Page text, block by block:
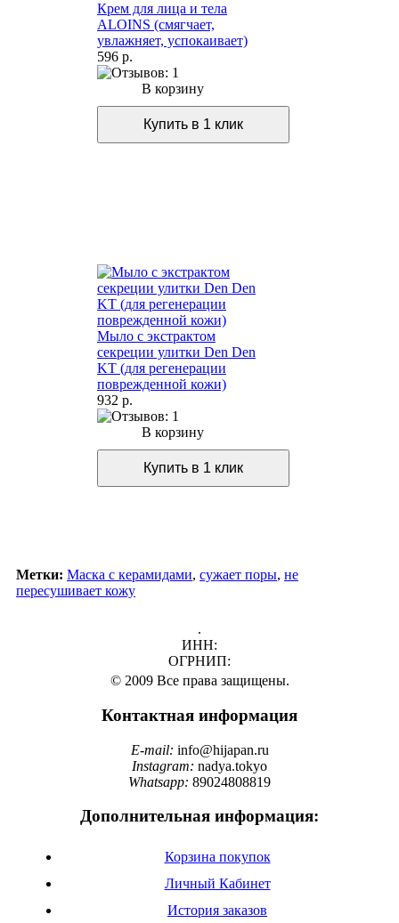
Крем для лица и тела
ALOINS (смягчает,
увлажняет, успокаивает)
596 р.
В корзину
Мыло с экстрактом
секреции улитки Den Den
KT (для регенерации
поврежденной кожи)
932 р.
В корзину
Метки: Маска с керамидами, сужает поры, не
пересушивает кожу
.
ИНН:
ОГРНИП:
© 2009 Все права защищены.
Контактная информация
E-mail: info@hijapan.ru
Instagram: nadya.tokyo
Whatsapp: 89024808819
Дополнительная информация:
Корзина покупок
Личный Кабинет
История заказов